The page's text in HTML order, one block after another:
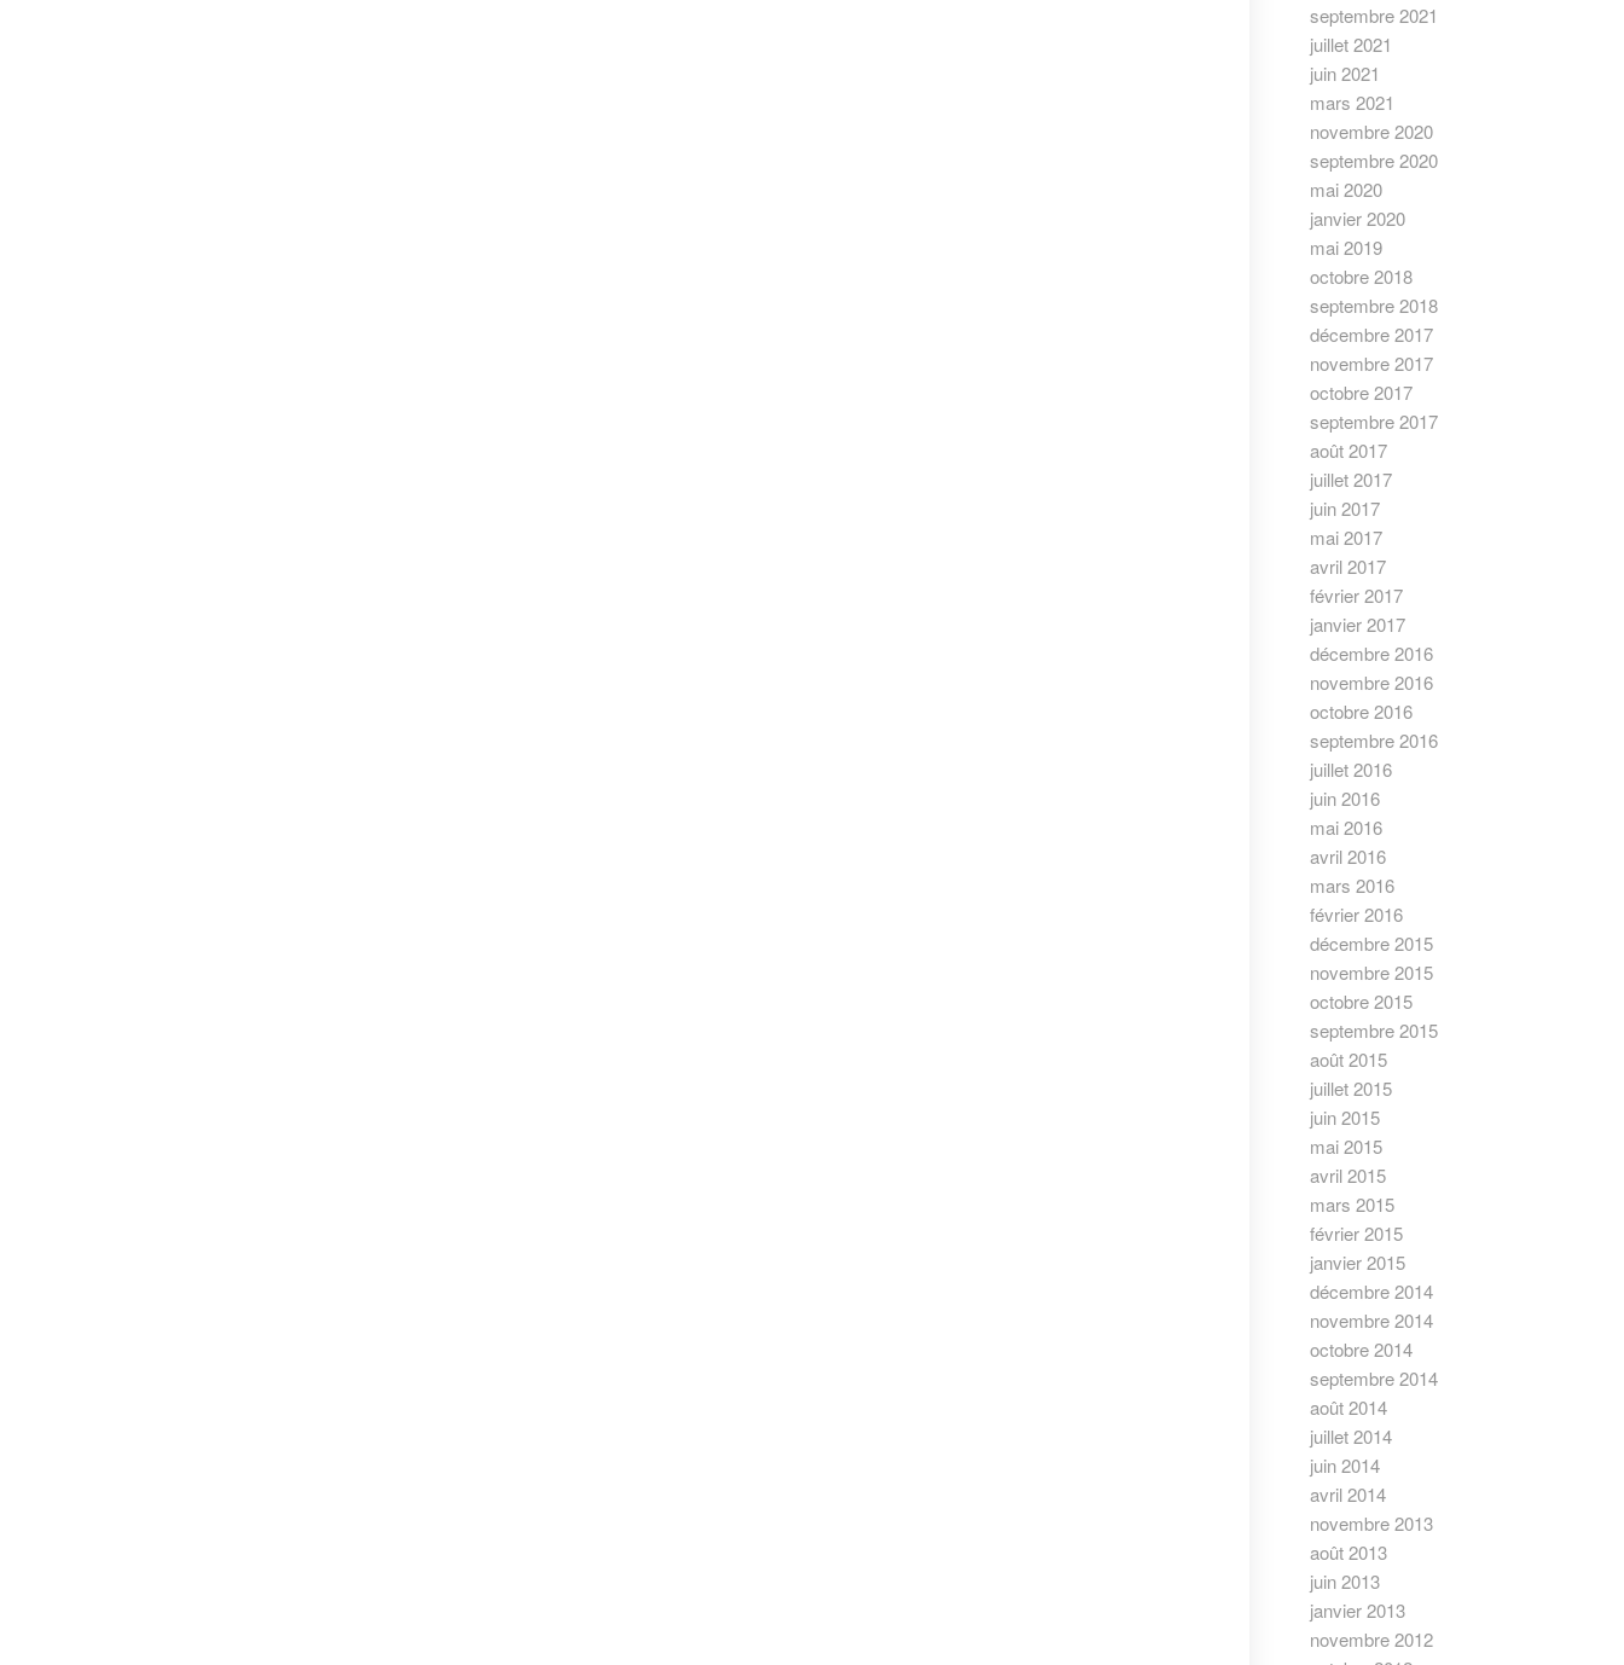
septembre 2021
juillet 2021
juin 2021
mars 2021
novembre 2020
septembre 2020
mai 2020
janvier 2020
mai 2019
octobre 2018
septembre 2018
décembre 2017
novembre 2017
octobre 2017
septembre 2017
août 2017
juillet 2017
juin 2017
mai 2017
avril 2017
février 2017
janvier 2017
décembre 2016
novembre 2016
octobre 2016
septembre 2016
juillet 2016
juin 2016
mai 2016
avril 2016
mars 2016
février 2016
décembre 2015
novembre 2015
octobre 2015
septembre 2015
août 2015
juillet 2015
juin 2015
mai 2015
avril 2015
mars 2015
février 2015
janvier 2015
décembre 2014
novembre 2014
octobre 2014
septembre 2014
août 2014
juillet 2014
juin 2014
avril 2014
novembre 2013
août 2013
juin 2013
janvier 2013
novembre 2012